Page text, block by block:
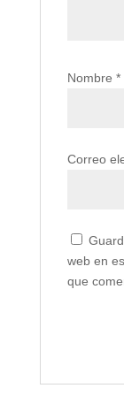
Nombre *
Correo
web en
que